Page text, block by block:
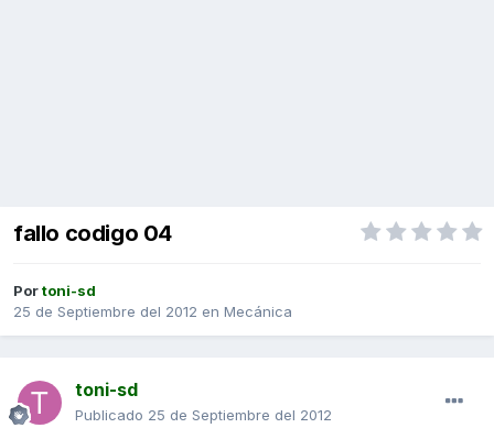
fallo codigo 04
Portoni-sd
25 de Septiembre del 2012 en Mecánica
toni-sd
Publicado 25 de Septiembre del 2012